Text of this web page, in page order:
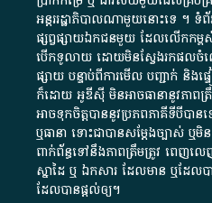
អន្តររដ្ឋាភិបាល​ណាមួយ​នោះ​ទេ ​។​ ទំព័
ផ្សព្វផ្សាយ​ឯកជន​មួយ​ ដែល​លើកក
បើក​ទូលាយ​ ដោយ​មិនស្វែង​រក​ផល​ចំ
ផ្សាយ​ បន្ទាប់​ពី​ការ​មើល​ បញ្ជាក់​ និ
ក៏​ដោយ​ អូ​ឌី​ស៊ី​ មិន​អាច​ធានា​នូវ​ភាព​
អាច​ទុកចិត្ត​បាននូវ​ប្រភព​ភាគី​ទី​បី​បា
ឬ​ធានា​ ទោះជា​បាន​សម្តែង​ច្បាស់​ ឬ​មិ
ពាក់ព័ន្ធ​ទៅ​នឹង​ភាព​ត្រឹមត្រូវ​ ពេញ
ស្នាដៃ​ ឬ​ ឯកសារ​ ដែល​មាន​ ឬ​ដែ
ដែល​បាន​ផ្តល់​ឲ្យ​។